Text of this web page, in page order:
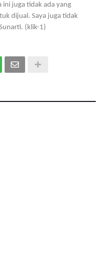
ini juga tidak ada yang
dijual. Saya juga tidak
(klik-1)